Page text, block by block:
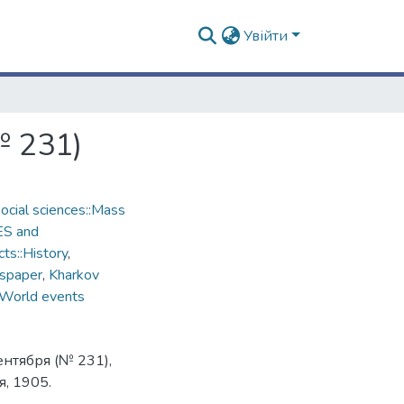
Увійти
231)
sciences::Mass
and
,
, Kharkov
events
(№ 231),
1905.